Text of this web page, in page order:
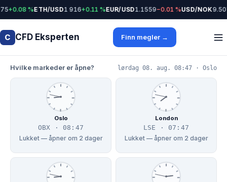
+0.08 %ETH/USD1 916+0.11 %EUR/USD1.1559−0.01 %USD/NOK
C CFD Eksperten Finn megler →
Hvilke markeder er åpne? lørdag 08. aug. 08:47 · Oslo
Oslo
OBX · 08:47
Lukket — åpner om 2 dager
London
LSE · 07:47
Lukket — åpner om 2 dager